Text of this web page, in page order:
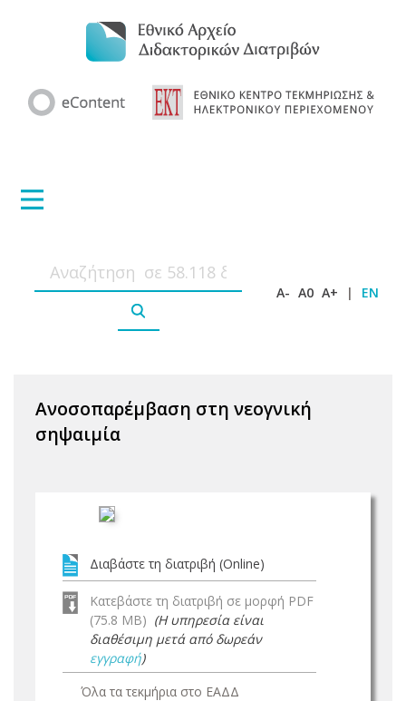
A- A0 A+ | EN
Ανοσοπαρέμβαση στη νεογνική
σηψαιμία
Διαβάστε τη διατριβή (Online)
Κατεβάστε τη διατριβή σε μορφή PDF
(75.8 MB) (Η υπηρεσία είναι
διαθέσιμη μετά από δωρεάν
εγγραφή)
Όλα τα τεκμήρια στο ΕΑΔΔ